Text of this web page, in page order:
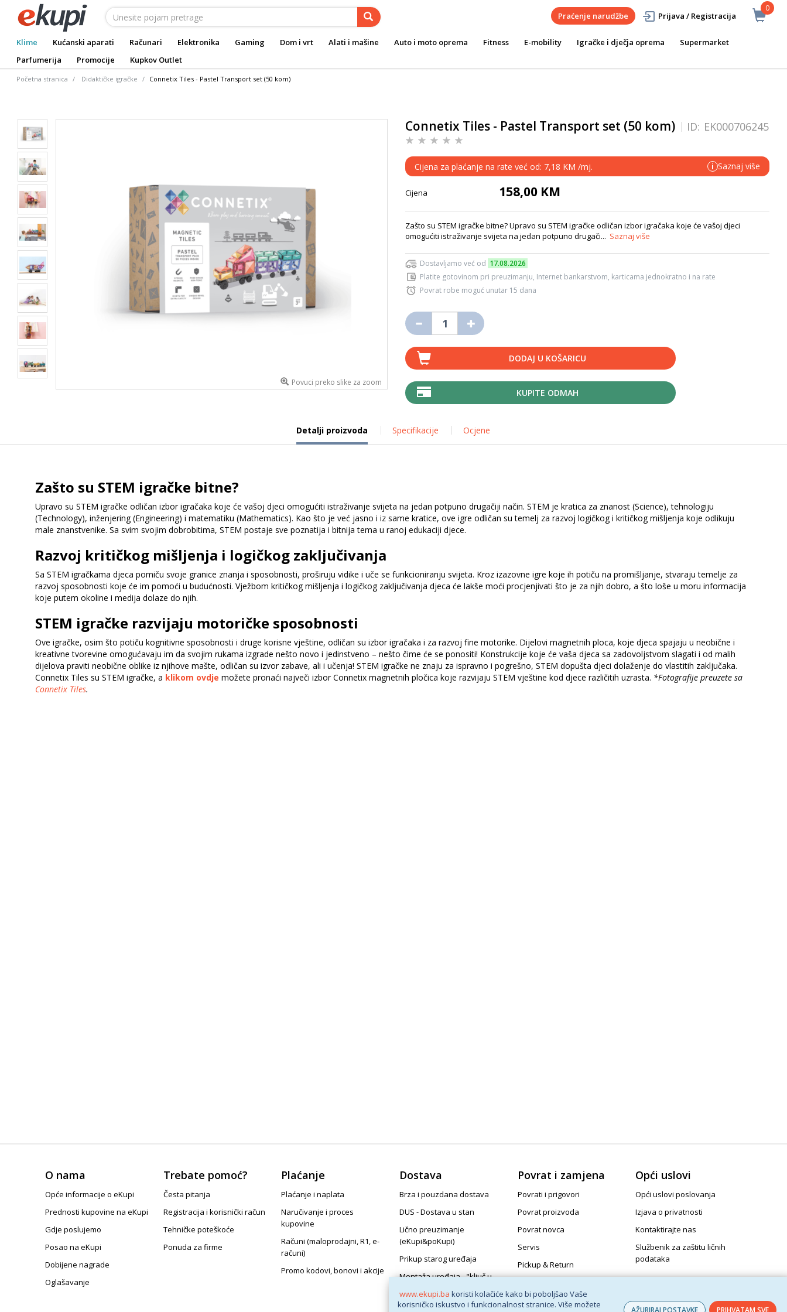
www.ekupi.ba koristi kolačiće kako bi poboljšao Vaše
korisničko iskustvo i funkcionalnost stranice. Više možete
AŽURIRAJ POSTAVKE PRIHVATAM SVE
0
Praćenje narudžbe Prijava / Registracija
Klime Kućanski aparati Računari Elektronika Gaming Dom i vrt Alati i mašine Auto i moto oprema Fitness E-mobility Igračke i dječja oprema
Supermarket
Parfumerija
Promocije Kupkov Outlet
Početna stranica Didaktičke igračke Connetix Tiles - Pastel Transport set (50 kom)
Povuci preko slike za zoom
Connetix Tiles - Pastel Transport set (50 kom) ID: EK000706245
Cijena za plaćanje na rate već od: 7,18 KM /mj. i Saznaj više
Cijena 158,00 KM
Zašto su STEM igračke bitne? Upravo su STEM igračke odličan izbor igračaka koje će vašoj djeci
omogućiti istraživanje svijeta na jedan potpuno drugači... Saznaj više
Dostavljamo već od 17.08.2026
Platite gotovinom pri preuzimanju, Internet bankarstvom, karticama jednokratno i na rate
Povrat robe moguć unutar 15 dana
DODAJ U KOŠARICU
KUPITE ODMAH
Detalji proizvoda Specifikacije Ocjene
Zašto su STEM igračke bitne?
Upravo su STEM igračke odličan izbor igračaka koje će vašoj djeci omogućiti istraživanje svijeta na jedan potpuno drugačiji način. STEM je kratica za znanost (Science), tehnologiju
(Technology), inženjering (Engineering) i matematiku (Mathematics). Kao što je već jasno i iz same kratice, ove igre odličan su temelj za razvoj logičkog i kritičkog mišljenja koje odlikuju
male znanstvenike. Sa svim svojim dobrobitima, STEM postaje sve poznatija i bitnija tema u ranoj edukaciji djece.
Razvoj kritičkog mišljenja i logičkog zaključivanja
Sa STEM igračkama djeca pomiču svoje granice znanja i sposobnosti, proširuju vidike i uče se funkcioniranju svijeta. Kroz izazovne igre koje ih potiču na promišljanje, stvaraju temelje za
razvoj sposobnosti koje će im pomoći u budućnosti. Vježbom kritičkog mišljenja i logičkog zaključivanja djeca će lakše moći procjenjivati što je za njih dobro, a što loše u moru informacija
koje putem okoline i medija dolaze do njih.
STEM igračke razvijaju motoričke sposobnosti
Ove igračke, osim što potiču kognitivne sposobnosti i druge korisne vještine, odličan su izbor igračaka i za razvoj fine motorike. Dijelovi magnetnih ploca, koje djeca spajaju u neobične i
kreativne tvorevine omogućavaju im da svojim rukama izgrade nešto novo i jedinstveno – nešto čime će se ponositi! Konstrukcije koje će vaša djeca sa zadovoljstvom slagati i od malih
dijelova praviti neobične oblike iz njihove mašte, odličan su izvor zabave, ali i učenja! STEM igračke ne znaju za ispravno i pogrešno, STEM dopušta djeci dolaženje do vlastitih zaključaka.
Connetix Tiles su STEM igračke, a klikom ovdje možete pronaći največi izbor Connetix magnetnih pločica koje razvijaju STEM vještine kod djece različitih uzrasta. *Fotografije preuzete sa
Connetix Tiles.
O nama
Opće informacije o eKupi
Prednosti kupovine na eKupi
Gdje poslujemo
Posao na eKupi
Dobijene nagrade
Oglašavanje
Trebate pomoć?
Česta pitanja
Registracija i korisnički račun
Tehničke poteškoće
Ponuda za firme
Plaćanje
Plaćanje i naplata
Naručivanje i proces
kupovine
Računi (maloprodajni, R1, e-
računi)
Promo kodovi, bonovi i akcije
Dostava
Brza i pouzdana dostava
DUS - Dostava u stan
Lično preuzimanje
(eKupi&poKupi)
Prikup starog uređaja
Montaža uređaja - "ključ u
Povrat i zamjena
Povrati i prigovori
Povrat proizvoda
Povrat novca
Servis
Pickup & Return
Opći uslovi
Opći uslovi poslovanja
Izjava o privatnosti
Kontaktirajte nas
Službenik za zaštitu ličnih
podataka